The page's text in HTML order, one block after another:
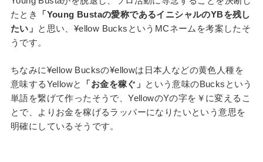
たとき
「Young Bustaの愛称であるイニシャルのYBを残し
たい」 と思い、¥ellow BucksというMCネームを考案したそ
うです。
ちなみに¥ellow Bucksの¥ellowは日本人などの黄色人種を
意味するYellowと
「お金を稼ぐ」 という意味のBucksという
単語を繋げて作ったそうで、YellowのYの字を￥に変えるこ
とで、よりお金を稼げるラッパーになりたいという意思を
明確にしているそうです。